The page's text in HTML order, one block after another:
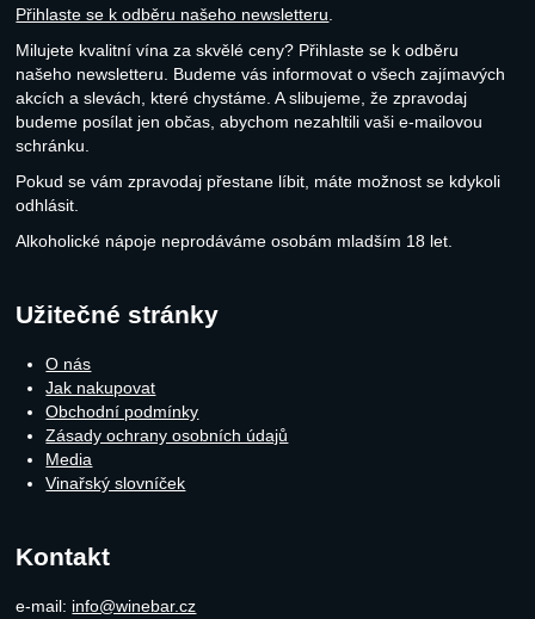
Přihlaste se k odběru našeho newsletteru
Milujete kvalitní vína za skvělé ceny? Přihlaste se k odběru
našeho newsletteru. Budeme vás informovat o všech zajímavých
akcích a slevách, které chystáme. A slibujeme, že zpravodaj
budeme posílat jen občas, abychom nezahltili vaši e-mailovou
schránku.
Pokud se vám zpravodaj přestane líbit, máte možnost se kdykoli
odhlásit.
Alkoholické nápoje neprodáváme osobám mladším 18 let.
Užitečné stránky
O nás
Jak nakupovat
Obchodní podmínky
Zásady ochrany osobních údajů
Media
Vinařský slovníček
Kontakt
e-mail: info@winebar.cz